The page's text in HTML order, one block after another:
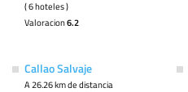
( 6 hoteles )
Valoracion6.2
Callao Salvaje
A 26.26 km de distancia